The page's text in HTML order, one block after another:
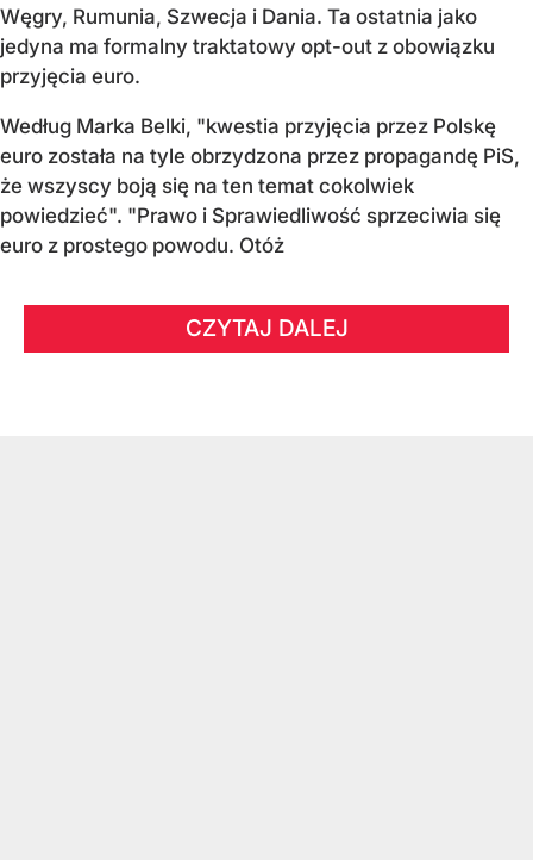
Węgry, Rumunia, Szwecja i Dania. Ta ostatnia jako
jedyna ma formalny traktatowy opt-out z obowiązku
przyjęcia euro.
Według Marka Belki, "kwestia przyjęcia przez Polskę
euro została na tyle obrzydzona przez propagandę PiS,
że wszyscy boją się na ten temat cokolwiek
powiedzieć". "Prawo i Sprawiedliwość sprzeciwia się
euro z prostego powodu. Otóż
CZYTAJ DALEJ